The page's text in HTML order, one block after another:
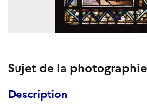
Sujet de la photographie
Description